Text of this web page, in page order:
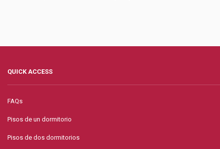
QUICK ACCESS
FAQs
Pisos de un dormitorio
Pisos de dos dormitorios